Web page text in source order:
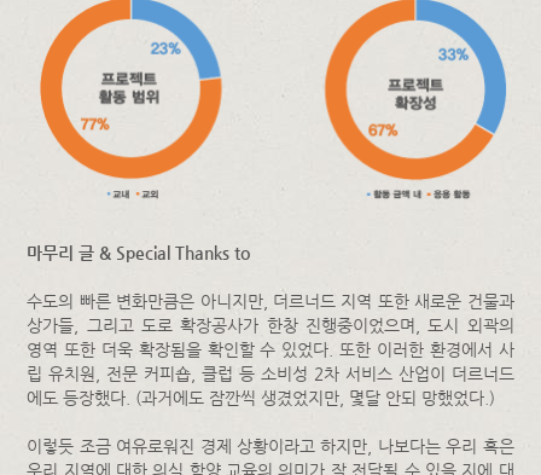
마무리 글 & Special Thanks to
수도의 빠른 변화만큼은 아니지만, 더르너드 지역 또한 새로운 건물과
상가들, 그리고 도로 확장공사가 한창 진행중이었으며, 도시 외곽의
영역 또한 더욱 확장됨을 확인할 수 있었다. 또한 이러한 환경에서 사
립 유치원, 전문 커피숍, 클럽 등 소비성 2차 서비스 산업이 더르너드
에도 등장했다. (과거에도 잠깐씩 생겼었지만, 몇달 안되 망했었다.)
이렇듯 조금 여유로워진 경제 상황이라고 하지만, 나보다는 우리 혹은
우리 지역에 대한 의식 함양 교육의 의미가 잘 전달될 수 있을 지에 대